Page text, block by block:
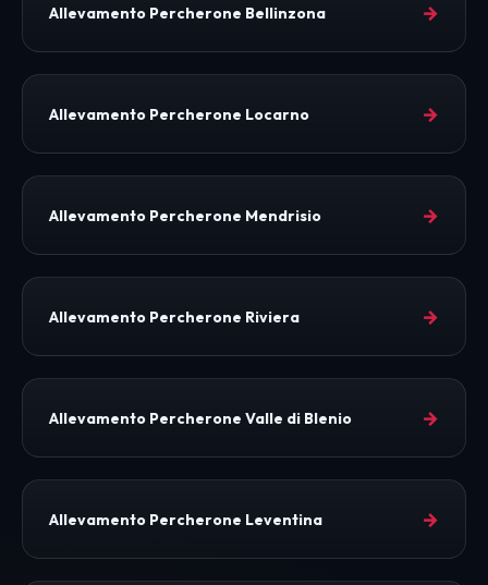
Allevamento Percherone Bellinzona →
Allevamento Percherone Locarno →
Allevamento Percherone Mendrisio →
Allevamento Percherone Riviera →
Allevamento Percherone Valle di Blenio →
Allevamento Percherone Leventina →